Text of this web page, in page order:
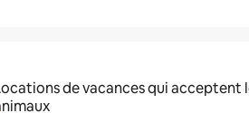
de vacances qui acceptent